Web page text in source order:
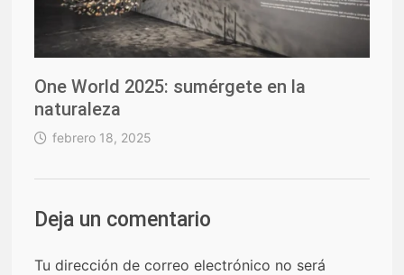
One World 2025: sumérgete en la
naturaleza
febrero 18, 2025
Deja un comentario
Tu dirección de correo electrónico no será